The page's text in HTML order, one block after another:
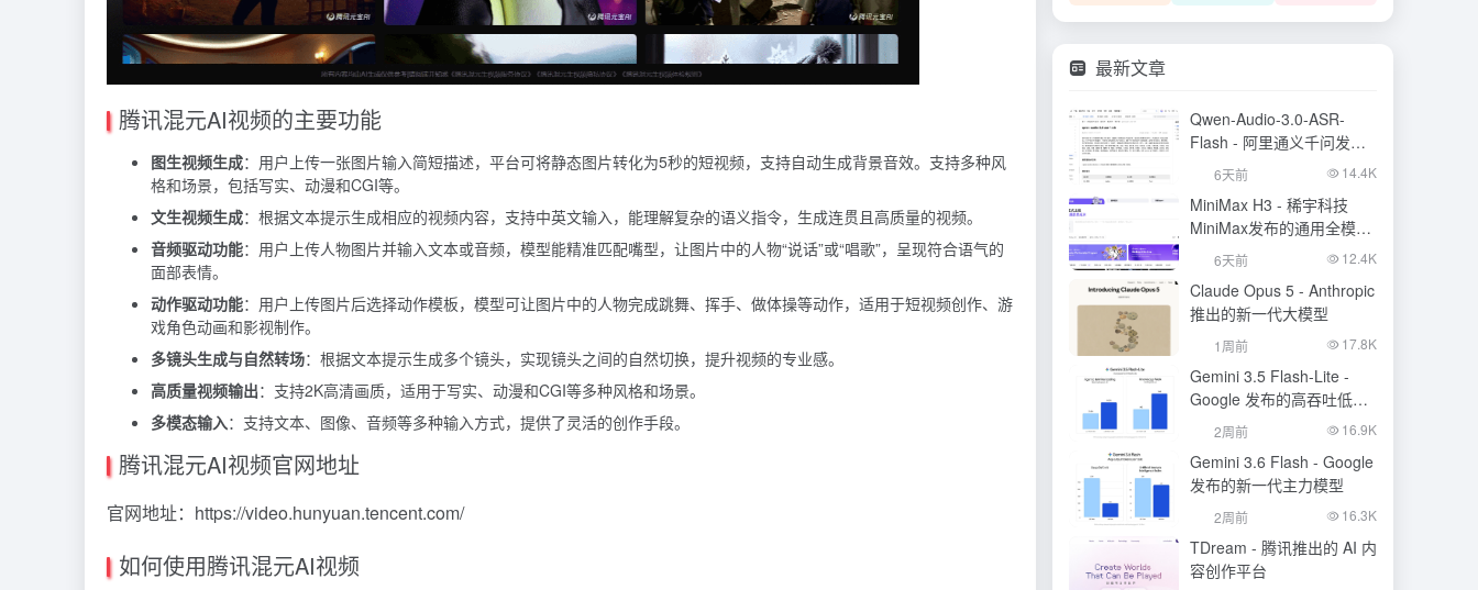
腾讯混元AI视频的主要功能
图生视频生成：用户上传一张图片输入简短描述，平台可将静态图片转化为5秒的短视频，支持自动生成背景音效。支持多种风
格和场景，包括写实、动漫和CGI等。
文生视频生成：根据文本提示生成相应的视频内容，支持中英文输入，能理解复杂的语义指令，生成连贯且高质量的视频。
音频驱动功能：用户上传人物图片并输入文本或音频，模型能精准匹配嘴型，让图片中的人物“说话”或“唱歌”，呈现符合语气的
面部表情。
动作驱动功能：用户上传图片后选择动作模板，模型可让图片中的人物完成跳舞、挥手、做体操等动作，适用于短视频创作、游
戏角色动画和影视制作。
多镜头生成与自然转场：根据文本提示生成多个镜头，实现镜头之间的自然切换，提升视频的专业感。
高质量视频输出：支持2K高清画质，适用于写实、动漫和CGI等多种风格和场景。
多模态输入：支持文本、图像、音频等多种输入方式，提供了灵活的创作手段。
腾讯混元AI视频官网地址
官网地址：https://video.hunyuan.tencent.com/
如何使用腾讯混元AI视频
最新文章
Qwen-Audio-3.0-ASR-
Flash - 阿里通义千问发布
的语音识别大模型
6天前 14.4K
MiniMax H3 - 稀宇科技
MiniMax发布的通用全模态
生成模型
6天前 12.4K
Claude Opus 5 - Anthropic
推出的新一代大模型
1周前 17.8K
Gemini 3.5 Flash-Lite -
Google 发布的高吞吐低成
本模型
2周前 16.9K
Gemini 3.6 Flash - Google
发布的新一代主力模型
2周前 16.3K
TDream - 腾讯推出的 AI 内
容创作平台